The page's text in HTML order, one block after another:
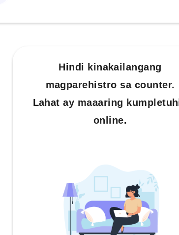
Hindi kinakailangang
magparehistro sa counter.
Lahat ay maaaring
online.